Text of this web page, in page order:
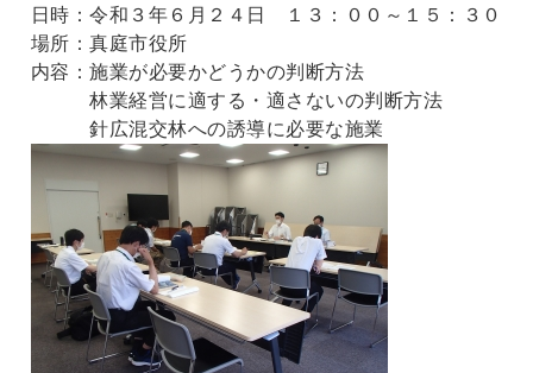
日時：令和３年６月２４日 １３：００～１５：３０
場所：真庭市役所
内容：施業が必要かどうかの判断方法
林業経営に適する・適さないの判断方法
針広混交林への誘導に必要な施業